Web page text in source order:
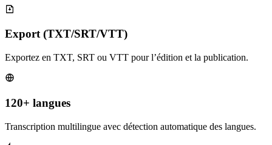
Export (TXT/SRT/VTT)
Exportez en TXT, SRT ou VTT pour l’édition et la publication.
120+ langues
Transcription multilingue avec détection automatique des langues.